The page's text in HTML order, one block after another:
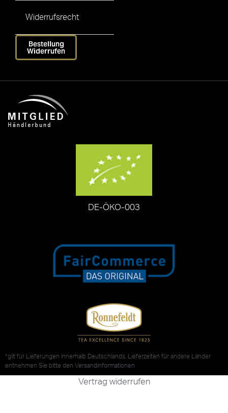
Widerrufsrecht
Bestellung
Widerrufen
DE-ÖKO-003
*gilt für Lieferungen innerhalb Deutschlands, Lieferzeiten für andere Länder
entnehmen Sie bitte den Versandinformationen
Vertrag widerrufen